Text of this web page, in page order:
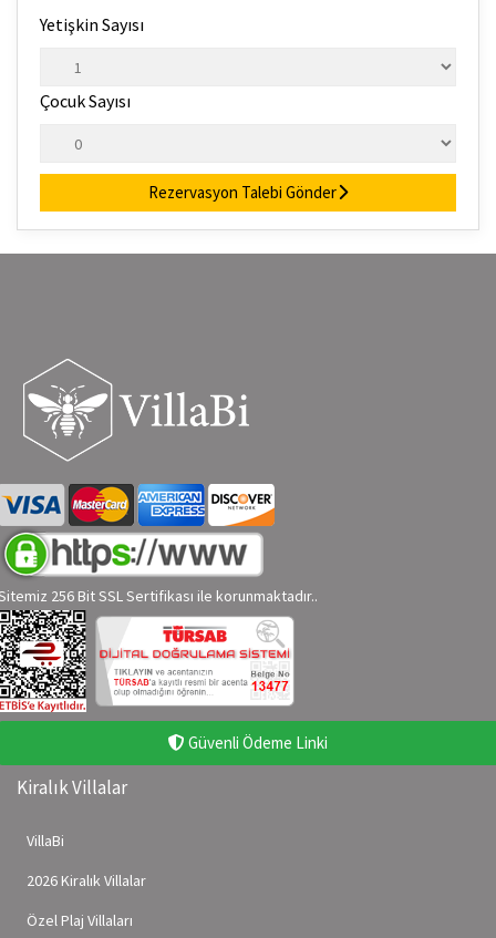
Yetişkin Sayısı
Çocuk Sayısı
Rezervasyon Talebi Gönder
256 Bit SSL Sertifikası ile korunmaktadır..
Güvenli Ödeme Linki
Kiralık Villalar
VillaBi
2026 Kiralık Villalar
Özel Plaj Villaları